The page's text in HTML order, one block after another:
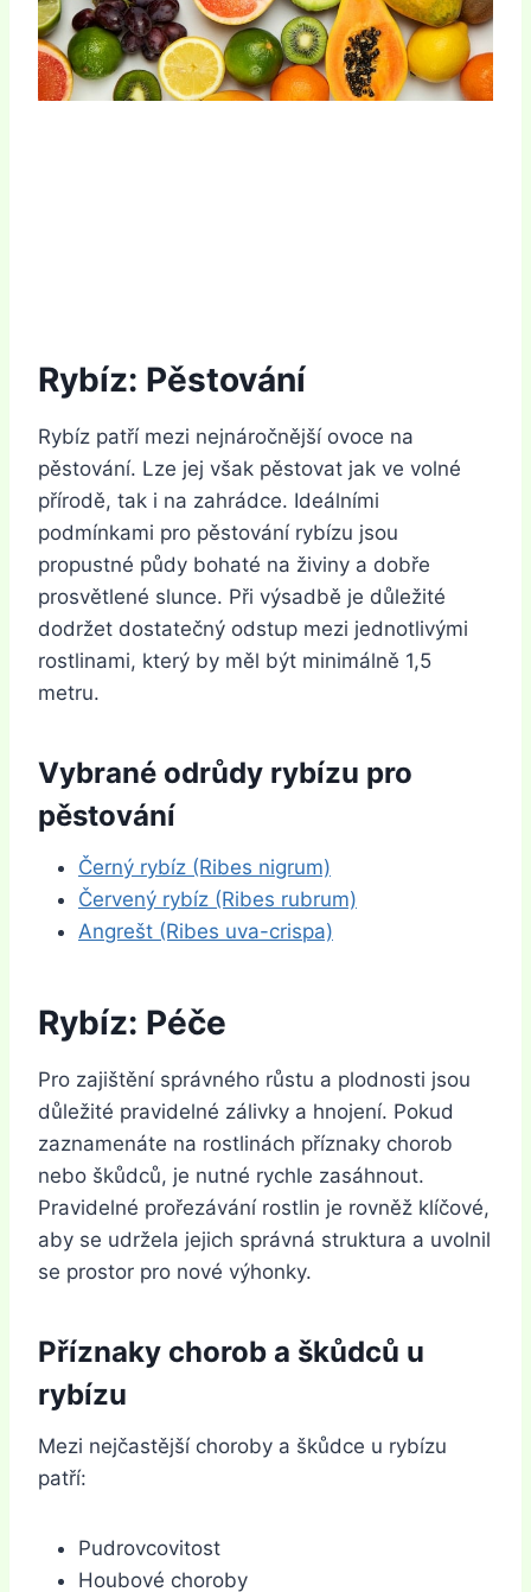
Rybíz: Pěstování
Rybíz patří mezi nejnáročnější ovoce na
pěstování. Lze jej však pěstovat jak ve volné
přírodě, tak i na zahrádce. Ideálními
podmínkami pro pěstování rybízu jsou
propustné půdy bohaté na živiny a dobře
prosvětlené slunce. Při výsadbě je důležité
dodržet dostatečný odstup mezi jednotlivými
rostlinami, který by měl být minimálně 1,5
metru.
Vybrané odrůdy rybízu pro
pěstování
Černý rybíz (Ribes nigrum)
Červený rybíz (Ribes rubrum)
Angrešt (Ribes uva-crispa)
Rybíz: Péče
Pro zajištění správného růstu a plodnosti jsou
důležité pravidelné zálivky a hnojení. Pokud
zaznamenáte na rostlinách příznaky chorob
nebo škůdců, je nutné rychle zasáhnout.
Pravidelné prořezávání rostlin je rovněž klíčové,
aby se udržela jejich správná struktura a uvolnil
se prostor pro nové výhonky.
Příznaky chorob a škůdců u
rybízu
Mezi nejčastější choroby a škůdce u rybízu
patří:
Pudrovcovitost
Houbové choroby